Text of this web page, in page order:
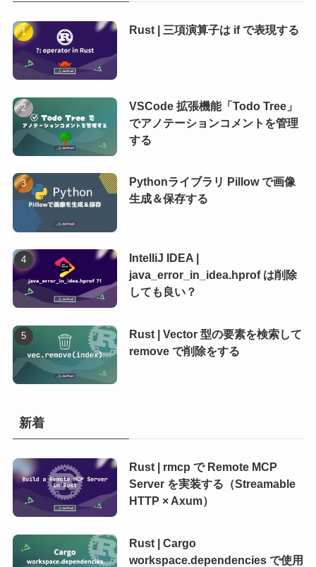
Rust | 三項演算子は if で表現する
VSCode 拡張機能「Todo Tree」
でアノテーションコメントを管理
する
Pythonライブラリ Pillow で画像
生成＆保存する
IntelliJ IDEA |
java_error_in_idea.hprof は削除
しても良い？
Rust | Vector 型の要素を検索して
remove で削除をする
新着
Rust | rmcp で Remote MCP
Server を実装する（Streamable
HTTP × Axum）
Rust | Cargo
workspace.dependencies で使用